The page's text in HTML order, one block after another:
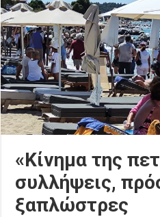
«Κίνημα της
συλλήψεις,
ξαπλώστρες